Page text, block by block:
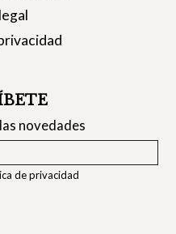
novedades
de privacidad